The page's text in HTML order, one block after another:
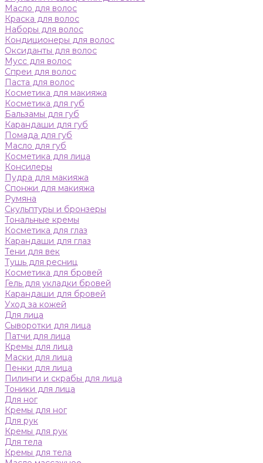
Масло для волос
Краска для волос
Наборы для волос
Кондиционеры для волос
Оксиданты для волос
Мусс для волос
Спреи для волос
Паста для волос
Косметика для макияжа
Косметика для губ
Бальзамы для губ
Карандаши для губ
Помада для губ
Масло для губ
Косметика для лица
Консилеры
Пудра для макияжа
Спонжи для макияжа
Румяна
Скульптуры и бронзеры
Тональные кремы
Косметика для глаз
Карандаши для глаз
Тени для век
Тушь для ресниц
Косметика для бровей
Гель для укладки бровей
Карандаши для бровей
Уход за кожей
Для лица
Сыворотки для лица
Патчи для лица
Кремы для лица
Маски для лица
Пенки для лица
Пилинги и скрабы для лица
Тоники для лица
Для ног
Кремы для ног
Для рук
Кремы для рук
Для тела
Кремы для тела